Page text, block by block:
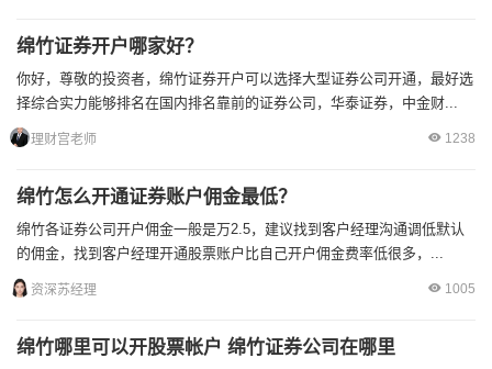
绵竹证券开户哪家好？
你好，尊敬的投资者，绵竹证券开户可以选择大型证券公司开通，最好选
择综合实力能够排名在国内排名靠前的证券公司，华泰证券，中金财...
理财宫老师 1238
绵竹怎么开通证券账户佣金最低？
绵竹各证券公司开户佣金一般是万2.5，建议找到客户经理沟通调低默认
的佣金，找到客户经理开通股票账户比自己开户佣金费率低很多，...
资深苏经理 1005
绵竹哪里可以开股票帐户 绵竹证券公司在哪里